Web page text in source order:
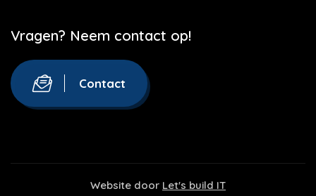
Vragen? Neem contact op!
Contact
Website door Let's build IT